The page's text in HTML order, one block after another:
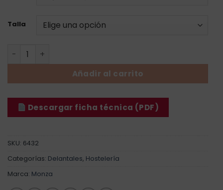
Talla
Delantal Corto Saco cantidad
Añadir al carrito
Descargar ficha técnica (PDF)
SKU: 6432
Categorías: Delantales, Hostelería
Marca: Monza